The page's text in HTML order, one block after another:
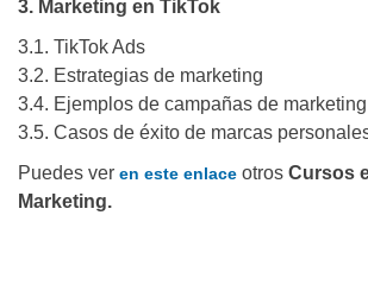
3. Marketing en TikTok
3.1. TikTok Ads
3.2. Estrategias de marketing
3.4. Ejemplos de campañas de
3.5. Casos de éxito de marcas
Puedes ver en este enlace otros Cursos
Marketing.